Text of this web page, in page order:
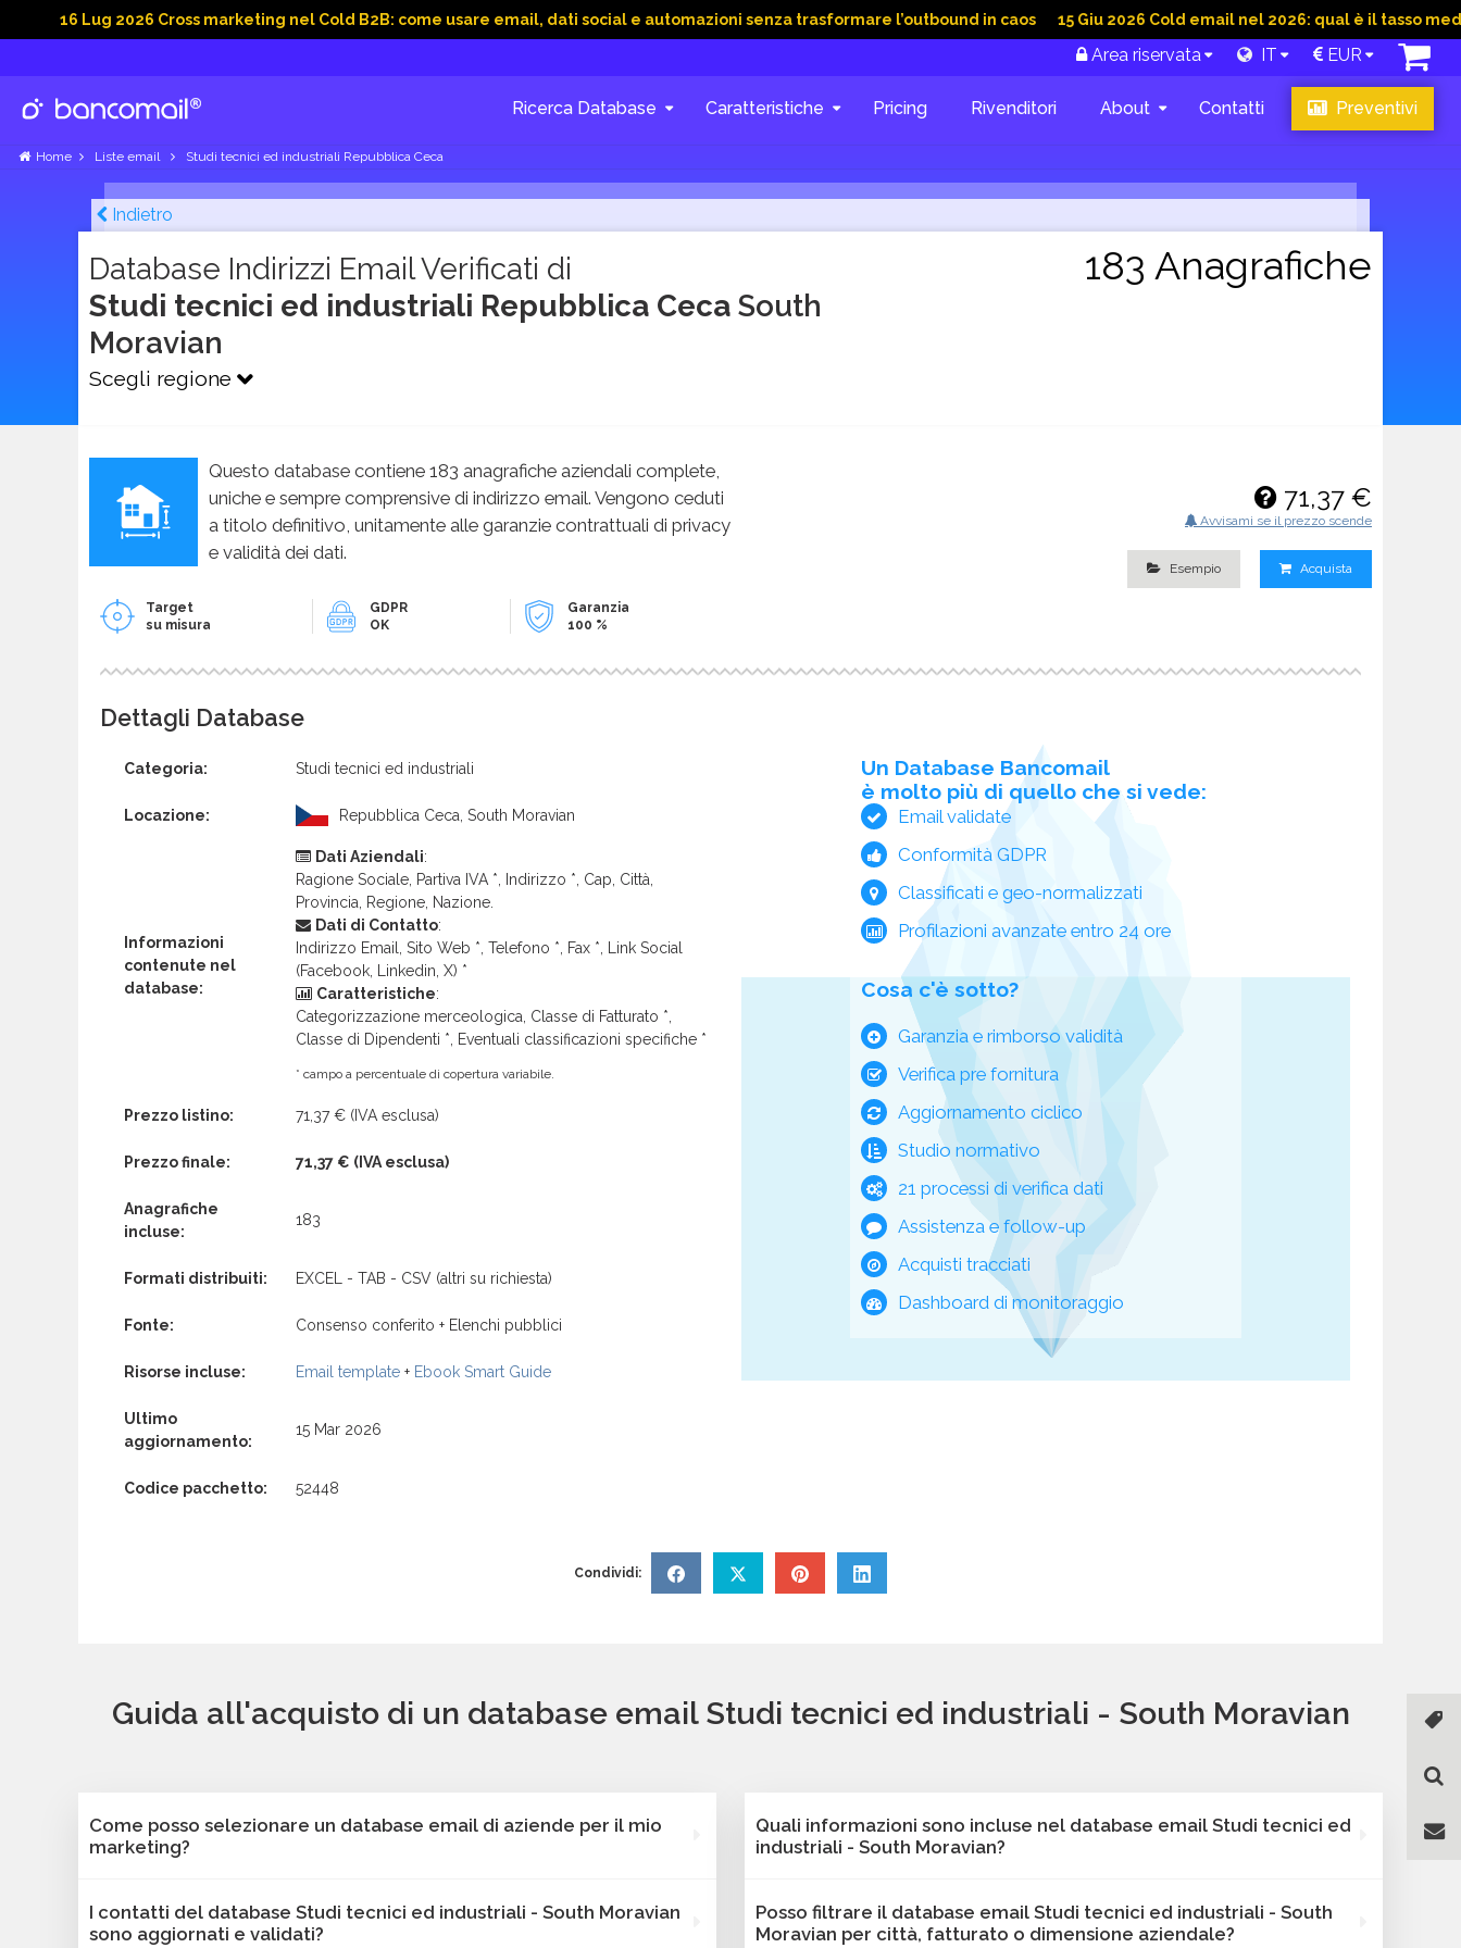
Lug 2026 Cross marketing nel Cold B2B: come usare email, dati social e automazioni senza trasformare l’outbound in caos 15 Giu 2026 Cold email nel 2026: qual è il tasso medio di
Area riservata IT EUR
Ricerca Database Caratteristiche Pricing Rivenditori About Contatti Preventivi
Home Liste email Studi tecnici ed industriali Repubblica Ceca
Indietro
Database Indirizzi Email Verificati di
Studi tecnici ed industriali Repubblica Ceca South
Moravian
Scegli regione
183 Anagrafiche
Questo database contiene 183 anagrafiche aziendali complete,
uniche e sempre comprensive di indirizzo email. Vengono ceduti
a titolo definitivo, unitamente alle garanzie contrattuali di privacy
e validità dei dati.
Target
su misura
GDPR
OK
Garanzia
100 %
71,37 €
Avvisami se il prezzo scende
Esempio Acquista
Dettagli Database
Categoria: Studi tecnici ed industriali
Locazione: Repubblica Ceca, South Moravian
Informazioni
contenute nel
database:
Dati Aziendali:
Ragione Sociale, Partiva IVA *, Indirizzo *, Cap, Città,
Provincia, Regione, Nazione.
Dati di Contatto:
Indirizzo Email, Sito Web *, Telefono *, Fax *, Link Social
(Facebook, Linkedin, X) *
Caratteristiche:
Categorizzazione merceologica, Classe di Fatturato *,
Classe di Dipendenti *, Eventuali classificazioni specifiche *
* campo a percentuale di copertura variabile.
Prezzo listino: 71,37 € (IVA esclusa)
Prezzo finale: 71,37 € (IVA esclusa)
Anagrafiche
incluse:
183
Formati distribuiti: EXCEL - TAB - CSV (altri su richiesta)
Fonte: Consenso conferito + Elenchi pubblici
Risorse incluse: Email template + Ebook Smart Guide
Ultimo
aggiornamento:
15 Mar 2026
Codice pacchetto: 52448
Un Database Bancomail
è molto più di quello che si vede:
Email validate
Conformità GDPR
Classificati e geo-normalizzati
Profilazioni avanzate entro 24 ore
Cosa c'è sotto?
Garanzia e rimborso validità
Verifica pre fornitura
Aggiornamento ciclico
Studio normativo
21 processi di verifica dati
Assistenza e follow-up
Acquisti tracciati
Dashboard di monitoraggio
Condividi:
Guida all'acquisto di un database email Studi tecnici ed industriali - South Moravian
Come posso selezionare un database email di aziende per il mio
marketing?
Bancomail. Troverai contatti B2B verificati di aziende attive Studi tecnici
I contatti del database Studi tecnici ed industriali - South Moravian
sono aggiornati e validati?
Quali informazioni sono incluse nel database email Studi tecnici ed
industriali - South Moravian?
dati di contatto completi e la categorizzazione. Oltre a questi, le
Posso filtrare il database email Studi tecnici ed industriali - South
Moravian per città, fatturato o dimensione aziendale?